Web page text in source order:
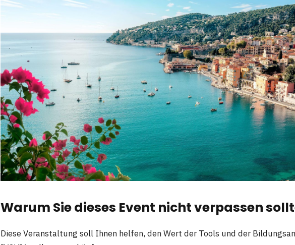
Warum Sie dieses Event nicht verpassen
Diese Veranstaltung soll Ihnen helfen, den Wert der Tools und der